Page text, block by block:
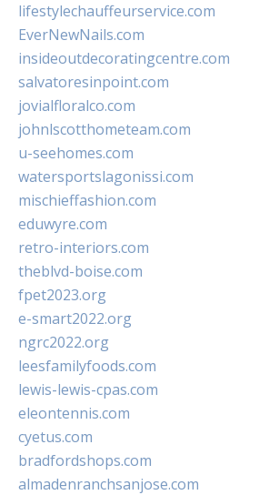
lifestylechauffeurservice.com
EverNewNails.com
insideoutdecoratingcentre.com
salvatoresinpoint.com
jovialfloralco.com
johnlscotthometeam.com
u-seehomes.com
watersportslagonissi.com
mischieffashion.com
eduwyre.com
retro-interiors.com
theblvd-boise.com
fpet2023.org
e-smart2022.org
ngrc2022.org
leesfamilyfoods.com
lewis-lewis-cpas.com
eleontennis.com
cyetus.com
bradfordshops.com
almadenranchsanjose.com